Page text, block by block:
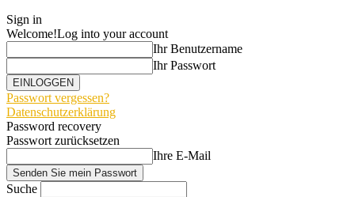
Sign in
Welcome!Log into your account
Ihr Benutzername
Ihr Passwort
Passwort vergessen?
Datenschutzerklärung
Password recovery
Passwort zurücksetzen
Ihre E-Mail
Suche